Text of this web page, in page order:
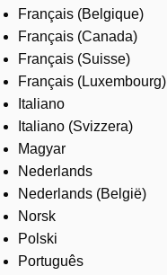
Français (Belgique)
Français (Canada)
Français (Suisse)
Français (Luxembourg)
Italiano
Italiano (Svizzera)
Magyar
Nederlands
Nederlands (België)
Norsk
Polski
Português